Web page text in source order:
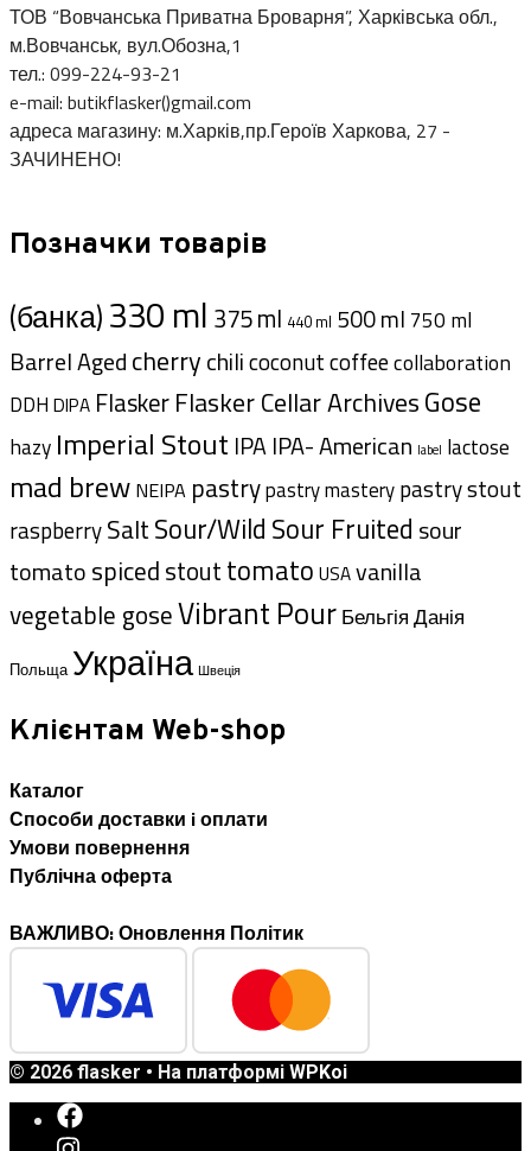
ТОВ “Вовчанська Приватна Броварня”, Харківська обл.,
м.Вовчанськ, вул.Обозна,1
тел.: 099-224-93-21
e-mail: butikflasker()gmail.com
адреса магазину: м.Харків,пр.Героїв Харкова, 27 -
ЗАЧИНЕНО!
Позначки товарів
(банка)330 ml 375 ml 440 ml 500 ml 750 ml
Barrel Agedcherrychilicoconutcoffeecollaboration
DDH DIPA FlaskerFlasker Cellar ArchivesGose
hazy Imperial Stout IPA IPA- American label lactose
mad brew NEIPA pastrypastry masterypastry stout
raspberrySaltSour/Wild Sour Fruited sour
tomatospicedstouttomato USAvanilla
vegetable goseVibrant PourБельгіяДанія
Польща Україна Швеція
Клієнтам Web-shop
Каталог
Способи доставки i оплати
Умови повернення
Публічна оферта
ВАЖЛИВО: Оновлення Політик
© 2026 flasker • На платформі WPKoi